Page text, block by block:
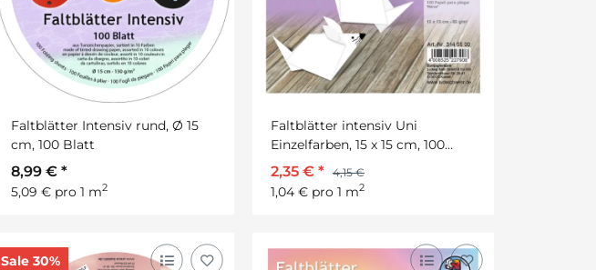
Faltblätter Intensiv rund, Ø 15
cm, 100 Blatt
8,99 € *
5,09 € pro 1 m2
Faltblätter intensiv Uni
Einzelfarben, 15 x 15 cm, 100
Blatt
2,35 € * 4,15 €
1,04 € pro 1 m2
Sale 30%